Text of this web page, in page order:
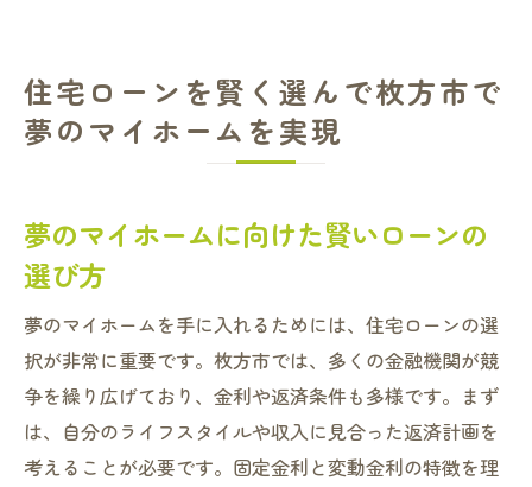
住宅ローンを賢く選んで枚方市で
夢のマイホームを実現
夢のマイホームに向けた賢いローンの
選び方
夢のマイホームを手に入れるためには、住宅ローンの選
択が非常に重要です。枚方市では、多くの金融機関が競
争を繰り広げており、金利や返済条件も多様です。まず
は、自分のライフスタイルや収入に見合った返済計画を
考えることが必要です。固定金利と変動金利の特徴を理